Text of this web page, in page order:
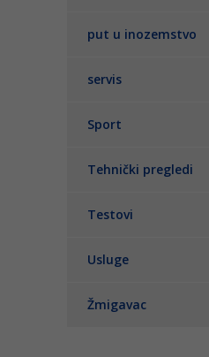
put u inozemstvo
servis
Sport
Tehnički pregledi
Testovi
Usluge
Žmigavac